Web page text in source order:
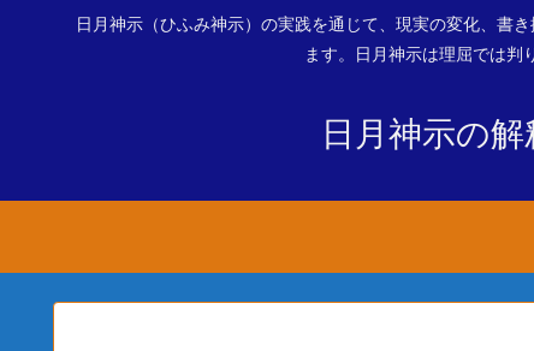
日月神示（ひふみ神示）の実践を通じて、現実の変化、書
ます。日月神示は理屈では判
日月神示の